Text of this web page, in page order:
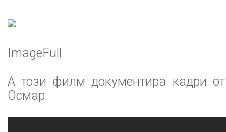
ImageFull
А този филм документира кадри
Осмар: